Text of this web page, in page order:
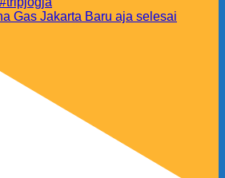
Gas Jakarta Baru aja selesai